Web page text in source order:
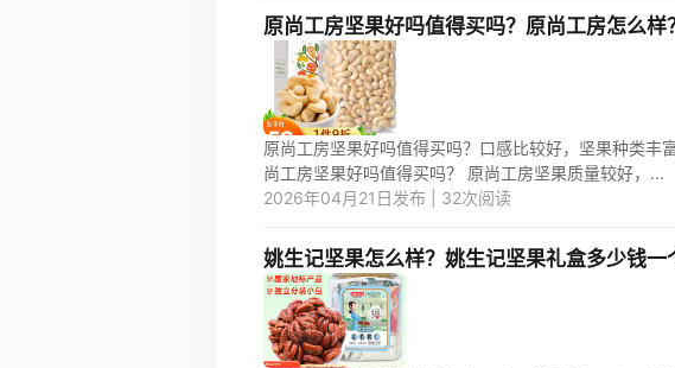
原尚工房坚果好吗值得买吗？原尚工房怎么样
原尚工房坚果好吗值得买吗？口感比较好，坚果种类丰
尚工房坚果好吗值得买吗？ 原尚工房坚果质量较好，...
2026年04月21日发布 | 32次阅读
姚生记坚果怎么样？姚生记坚果礼盒多少钱一